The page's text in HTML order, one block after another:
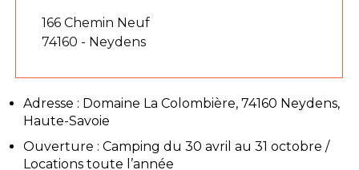
166 Chemin Neuf
74160 - Neydens
Adresse : Domaine La Colombière, 74160 Neydens,
Haute-Savoie
Ouverture : Camping du 30 avril au 31 octobre /
Locations toute l’année